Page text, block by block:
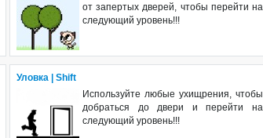
от запертых дверей, чтобы перейти на
следующий уровень!!!
Уловка | Shift
Используйте любые ухищрения, чтобы
добраться до двери и перейти на
следующий уровень!!!